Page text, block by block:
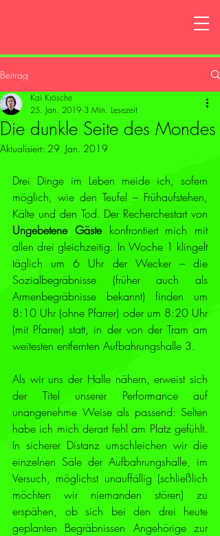
Beitrag
Die dunkle Seite des Mondes
Kai Krösche
25. Jan. 2019 3 Min. Lesezeit
Aktualisiert: 29. Jan. 2019
Drei Dinge im Leben meide ich, sofern
möglich, wie den Teufel – Frühaufstehen,
Ungebetene Gäste konfrontiert mich mit
allen drei gleichzeitig. In Woche 1 klingelt
täglich um 6 Uhr der Wecker – die
Sozialbegräbnisse (früher auch als
Armenbegräbnisse bekannt) finden um
8:10 Uhr (ohne Pfarrer) oder um 8:20 Uhr
(mit Pfarrer) statt, in der von der Tram am
weitesten entfernten Aufbahrungshalle 3.
Als wir uns der Halle nähern, erweist sich
der Titel unserer Performance auf
unangenehme Weise als passend: Selten
habe ich mich derart fehl am Platz gefühlt.
In sicherer Distanz umschleichen wir die
einzelnen Säle der Aufbahrungshalle, im
Versuch, möglichst unauffällig (schließlich
möchten wir niemanden stören) zu
erspähen, ob sich bei den drei heute
geplanten Begräbnissen Angehörige zur